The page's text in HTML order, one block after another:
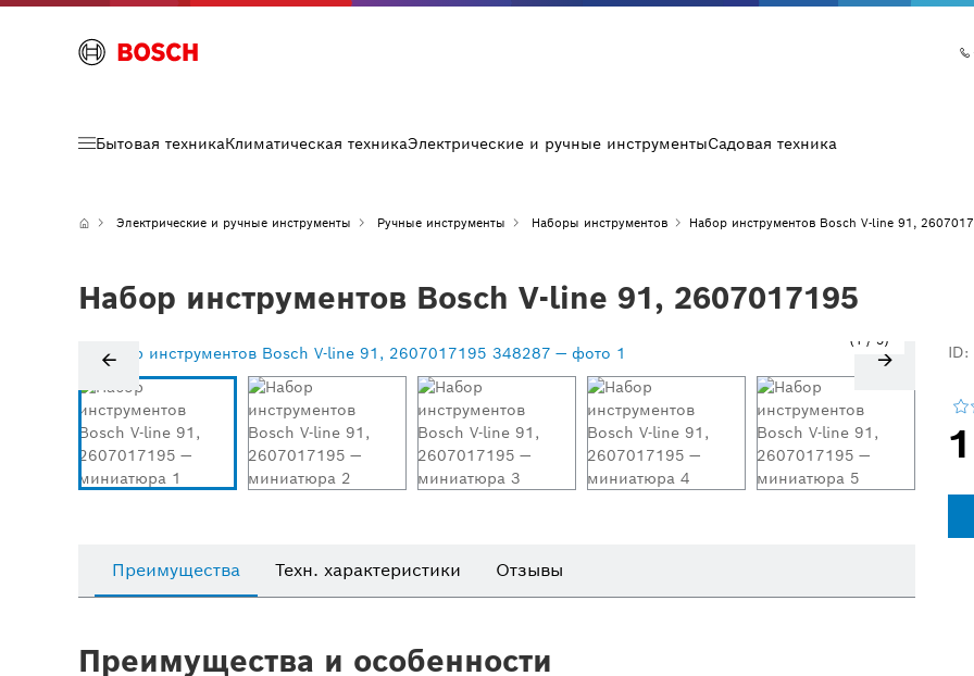
Бытовая техникаКлиматическая техникаЭлектрические и ручные инструментыСадовая техника
Электрические и ручные инструменты Ручные инструменты Наборы инструментов Набор инструментов Bosch V-line 91,
Набор инструментов Bosch V-line 91, 2607017195
1 / 5
ID:
Преимущества Техн. характеристики Отзывы
Преимущества и особенности